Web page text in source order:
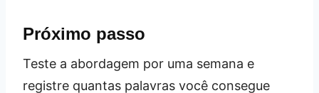
Próximo passo
Teste a abordagem por uma semana e
registre quantas palavras você consegue